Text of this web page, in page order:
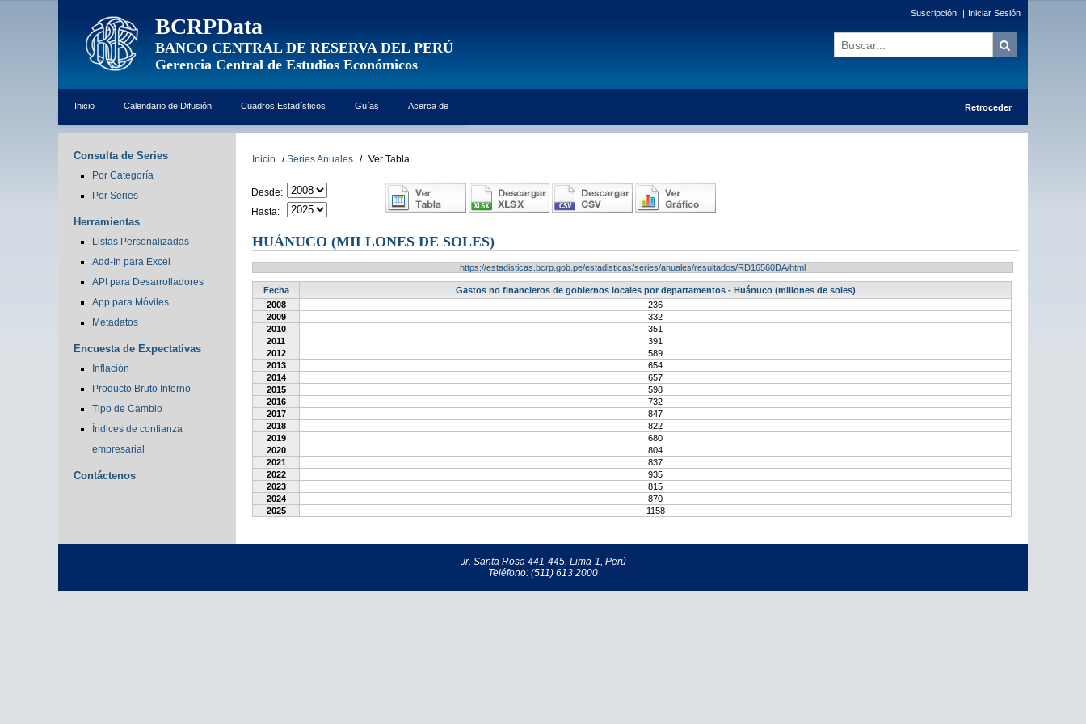
BCRPData
BANCO CENTRAL DE RESERVA DEL PERÚ
Gerencia Central de Estudios Económicos
Suscripción | Iniciar Sesión
Inicio Calendario de Difusión Cuadros Estadísticos Guías Acerca de Retroceder
Consulta de Series
Por Categoría
Por Series
Herramientas
Listas Personalizadas
Add-In para Excel
API para Desarrolladores
App para Móviles
Metadatos
Encuesta de Expectativas
Inflación
Producto Bruto Interno
Tipo de Cambio
Índices de confianza
empresarial
Contáctenos
Inicio / Series Anuales / Ver Tabla
Desde:
Hasta:
HUÁNUCO (MILLONES DE SOLES)
https://estadisticas.bcrp.gob.pe/estadisticas/series/anuales/resultados/RD16560DA/html
Fecha
Gastos no financieros de gobiernos locales por departamentos - Huánuco (millones de soles)
2008
236
2009
332
2010
351
2011
391
2012
589
2013
654
2014
657
2015
598
2016
732
2017
847
2018
822
2019
680
2020
804
2021
837
2022
935
2023
815
2024
870
2025
1158
Jr. Santa Rosa 441-445, Lima-1, Perú
Teléfono: (511) 613 2000